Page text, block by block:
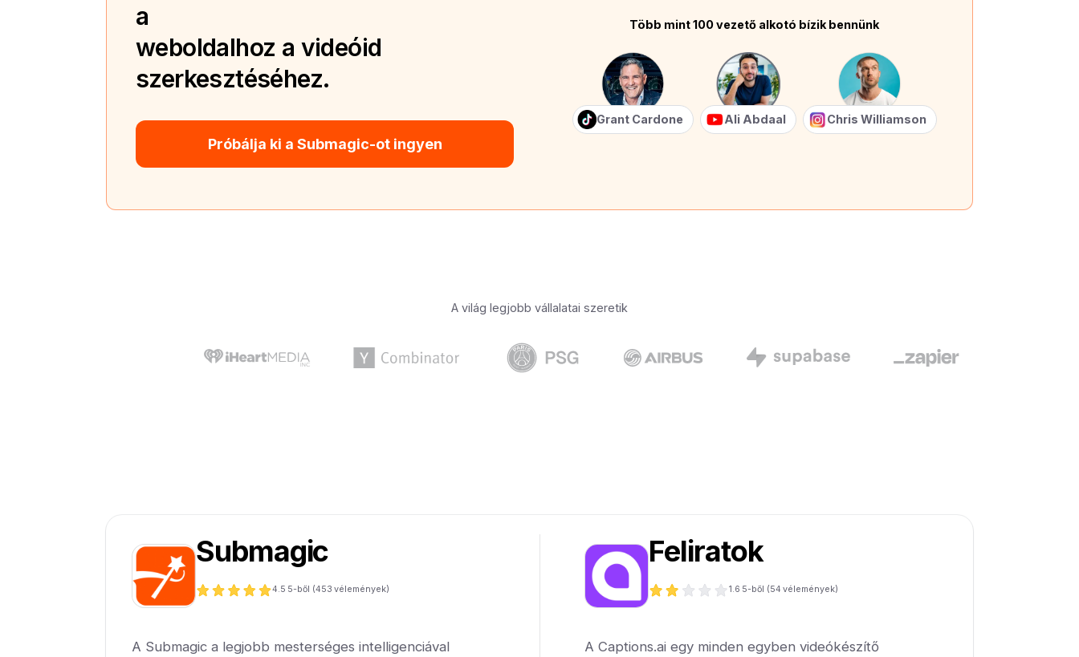
a
weboldalhoz a videóid
szerkesztéséhez.
Próbálja ki a Submagic-ot ingyen
Több mint 100 vezető alkotó bízik bennünk
Grant Cardone Ali Abdaal Chris Williamson
A világ legjobb vállalatai szeretik
Submagic
4.5 5-ből (453 vélemények)
A Submagic a legjobb mesterséges intelligenciával
Feliratok
1.6 5-ből (54 vélemények)
A Captions.ai egy minden egyben videókészítő